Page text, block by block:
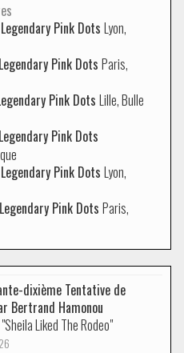
Pink Dots Lyon,
Pink Dots Paris,
Pink Dots Lille, Bulle
Pink Dots
Pink Dots Lyon,
Pink Dots Paris,
dixième Tentative de
Bertrand Hamonou
Liked The Rodeo"